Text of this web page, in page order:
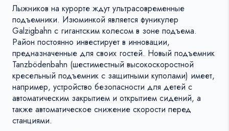
Лыжников на курорте ждут ультрасовременные
подъемники. Изюминкой является фуникулер
Galzigbahn с гигантским колесом в зоне подъема.
Район постоянно инвестирует в инновации,
предназначенные для своих гостей. Новый подъемник
Tanzbödenbahn (шестиместный высокоскоростной
кресельный подъемник с защитными куполами) имеет,
например, устройство безопасности для детей с
автоматическим закрытием и открытием сидений, а
также автоматическое снижение скорости перед
станциями.